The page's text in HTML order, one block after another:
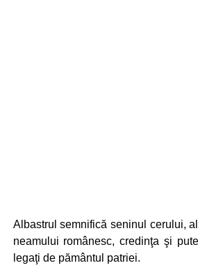
Albastrul semnifică seninul cerului,
neamului românesc, credinţa şi
legaţi de pământul patriei.